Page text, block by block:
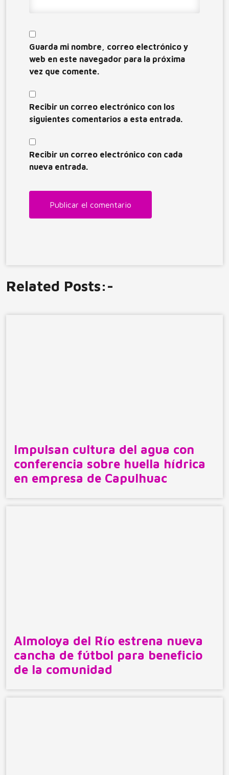
Guarda mi nombre, correo electrónico y
web en este navegador para la próxima
vez que comente.
Recibir un correo electrónico con los
siguientes comentarios a esta entrada.
Recibir un correo electrónico con cada
nueva entrada.
Related Posts:-
Impulsan cultura del agua con
conferencia sobre huella hídrica
en empresa de Capulhuac
Almoloya del Río estrena nueva
cancha de fútbol para beneficio
de la comunidad